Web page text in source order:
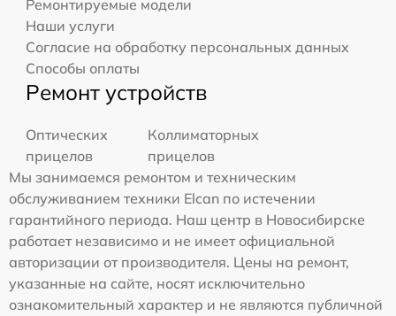
Ремонтируемые модели
Наши услуги
Согласие на обработку персональных данных
Способы оплаты
Ремонт устройств
Оптических
прицелов
Коллиматорных
прицелов
Мы занимаемся ремонтом и техническим
обслуживанием техники Elcan по истечении
гарантийного периода. Наш центр в Новосибирске
работает независимо и не имеет официальной
авторизации от производителя. Цены на ремонт,
указанные на сайте, носят исключительно
ознакомительный характер и не являются публичной